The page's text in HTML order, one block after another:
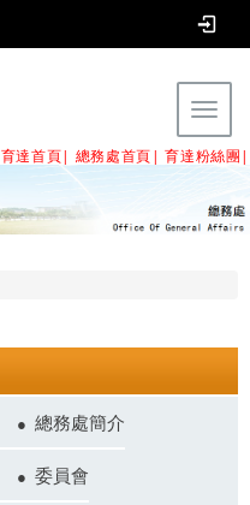
育達首頁| 總務處首頁| 育達粉絲團|
總務處簡介
委員會